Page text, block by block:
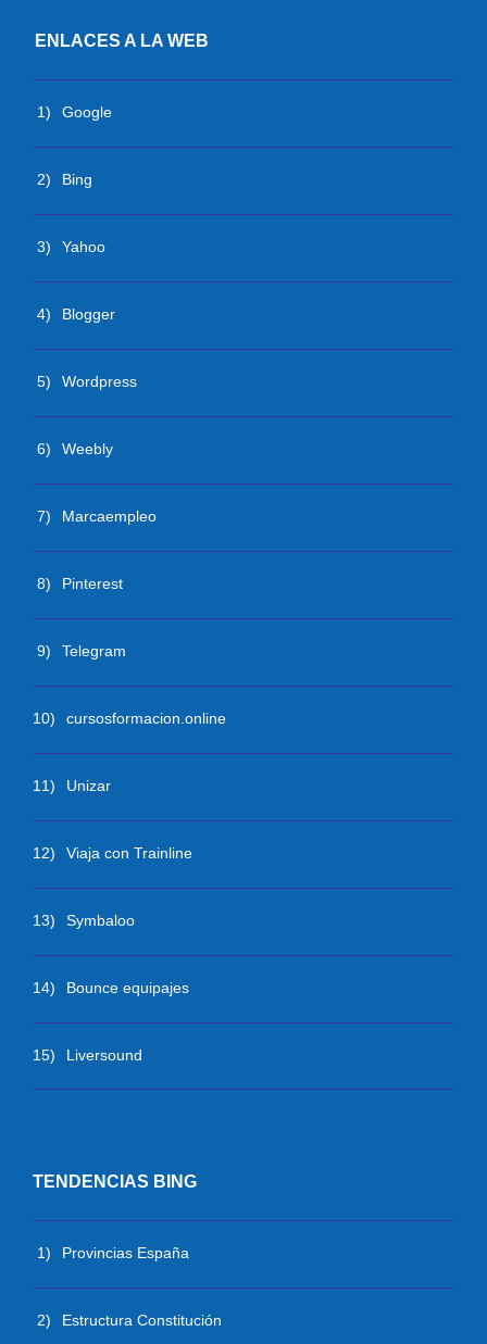
ENLACES A LA WEB
1) Google
2) Bing
3) Yahoo
4) Blogger
5) Wordpress
6) Weebly
7) Marcaempleo
8) Pinterest
9) Telegram
10) cursosformacion.online
11) Unizar
12) Viaja con Trainline
13) Symbaloo
14) Bounce equipajes
15) Liversound
TENDENCIAS BING
1) Provincias España
2) Estructura Constitución